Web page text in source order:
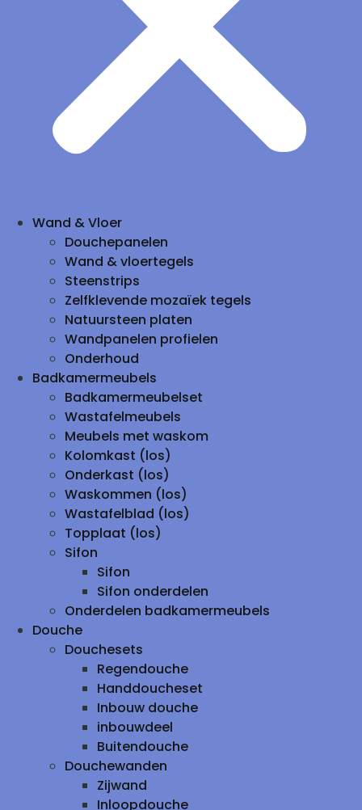
Wand & Vloer
Douchepanelen
Wand & vloertegels
Steenstrips
Zelfklevende mozaïek tegels
Natuursteen platen
Wandpanelen profielen
Onderhoud
Badkamermeubels
Badkamermeubelset
Wastafelmeubels
Meubels met waskom
Kolomkast (los)
Onderkast (los)
Waskommen (los)
Wastafelblad (los)
Topplaat (los)
Sifon
Sifon
Sifon onderdelen
Onderdelen badkamermeubels
Douche
Douchesets
Regendouche
Handdoucheset
Inbouw douche
inbouwdeel
Buitendouche
Douchewanden
Zijwand
Inloopdouche